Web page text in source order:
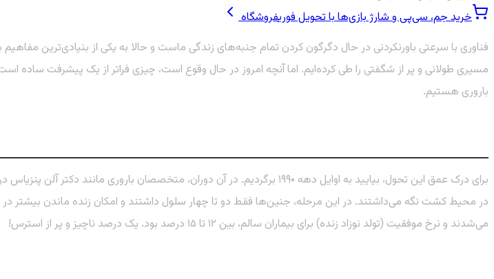
خرید جم، سی‌پی و شارژ بازی‌ها با تحویل فوریفروشگاه
فناوری با سرعتی باورنکردنی در حال دگرگون کردن تمام جنبه‌های زندگی ماست و حالا به یکی از بنیادی‌ترین
مسیری طولانی و پر از شگفتی را طی کرده‌ایم. اما آنچه امروز در حال وقوع است، چیزی فراتر از یک پیشرفت
باروری هستیم.
برای درک عمق این تحول، بیایید به اوایل دهه ۱۹۹۰ برگردیم. در آن دوران،
در محیط کشت نگه می‌داشتند. در این مرحله، جنین‌ها فقط دو تا چهار سلول داشتند و امکان زنده ماندن بیشتر
می‌شدند و نرخ موفقیت (تولد نوزاد زنده) برای بیماران سالم، بین ۱۲ تا ۱۵ درصد بود. یک درصد ناچیز و پر از استرس!